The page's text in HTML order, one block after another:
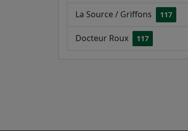
La Source / Griffons 117
Docteur Roux 117